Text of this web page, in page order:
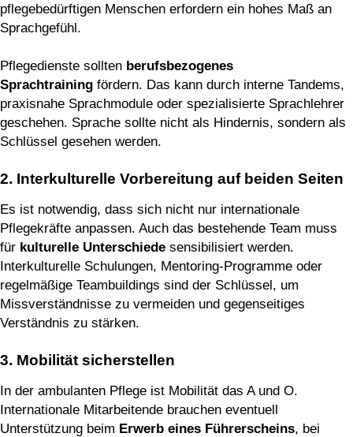
pflegebedürftigen Menschen erfordern ein hohes Maß an
Sprachgefühl.
Pflegedienste sollten berufsbezogenes
Sprachtraining fördern. Das kann durch interne Tandems,
praxisnahe Sprachmodule oder spezialisierte Sprachlehrer
geschehen. Sprache sollte nicht als Hindernis, sondern als
Schlüssel gesehen werden.
2. Interkulturelle Vorbereitung auf beiden Seiten
Es ist notwendig, dass sich nicht nur internationale
Pflegekräfte anpassen. Auch das bestehende Team muss
für kulturelle Unterschiede sensibilisiert werden.
Interkulturelle Schulungen, Mentoring-Programme oder
regelmäßige Teambuildings sind der Schlüssel, um
Missverständnisse zu vermeiden und gegenseitiges
Verständnis zu stärken.
3. Mobilität sicherstellen
In der ambulanten Pflege ist Mobilität das A und O.
Internationale Mitarbeitende brauchen eventuell
Unterstützung beim Erwerb eines Führerscheins, bei